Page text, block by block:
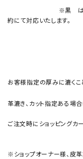
※黒 は仕上がり数
約にて対応いたします。
お客様指定の厚みに漉くこ
革漉き、カット指定ある場
ご注文時にショッピングカ
※ショップオーナー様、皮